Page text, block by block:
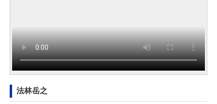
法林岳之